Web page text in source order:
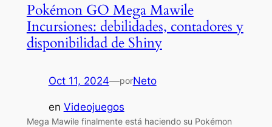
Pokémon GO Mega Mawile
Incursiones: debilidades, contadores y
disponibilidad de Shiny
Oct 11, 2024—porNeto
en Videojuegos
Mega Mawile finalmente está haciendo su Pokémon